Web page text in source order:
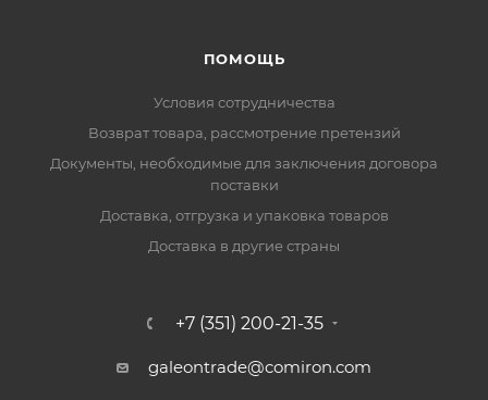
ПОМОЩЬ
Условия сотрудничества
Возврат товара, рассмотрение претензий
Документы, необходимые для заключения договора
поставки
Доставка, отгрузка и упаковка товаров
Доставка в другие страны
+7 (351) 200-21-35
galeontrade@comiron.com